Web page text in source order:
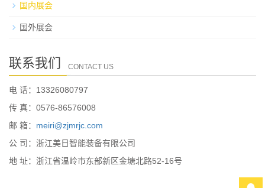
国内展会
国外展会
联系我们 CONTACT US
电 话：13326080797
传 真：0576-86576008
邮 箱： meiri@zjmrjc.com
公 司：浙江美日智能装备有限公司
地 址：浙江省温岭市东部新区金塘北路52-16号